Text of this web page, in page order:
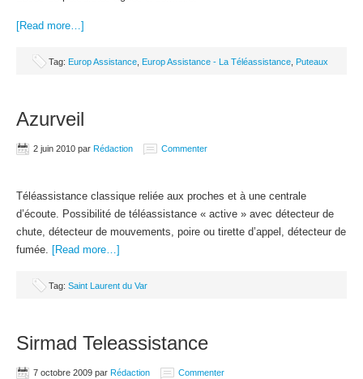
[Read more…]
Tag: Europ Assistance, Europ Assistance - La Téléassistance, Puteaux
Azurveil
2 juin 2010 par Rédaction Commenter
Téléassistance classique reliée aux proches et à une centrale
d’écoute. Possibilité de téléassistance « active » avec détecteur de
chute, détecteur de mouvements, poire ou tirette d’appel, détecteur de
fumée. [Read more…]
Tag: Saint Laurent du Var
Sirmad Teleassistance
7 octobre 2009 par Rédaction Commenter